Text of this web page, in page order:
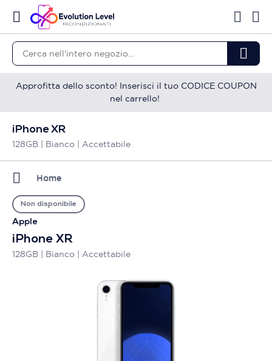
Approfitta dello sconto! Inserisci il tuo CODICE COUPON
nel carrello!
iPhone XR
128GB | Bianco | Accettabile
Home
Apple
iPhone XR
128GB | Bianco | Accettabile
Non disponibile